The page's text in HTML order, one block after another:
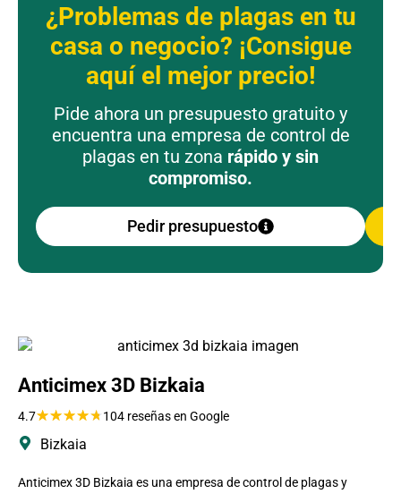
¿Problemas de plagas en tu
casa o negocio? ¡Consigue
aquí el mejor precio!
Pide ahora un presupuesto gratuito y
encuentra una empresa de control de
plagas en tu zona rápido y sin
compromiso.
Pedir presupuesto
Anticimex 3D Bizkaia
4.7★★★★★ 104 reseñas en Google
Bizkaia
Anticimex 3D Bizkaia es una empresa de control de plagas y